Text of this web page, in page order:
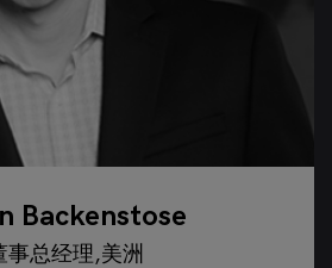
Backenstose
事总经理,美洲